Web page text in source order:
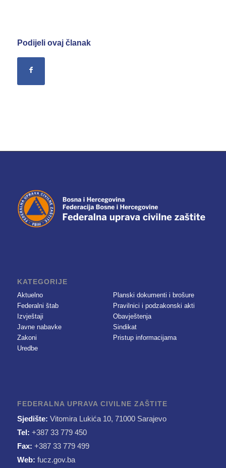
Podijeli ovaj članak
KATEGORIJE
Aktuelno
Federalni štab
Izvještaji
Javne nabavke
Zakoni
Uredbe
Planski dokumenti i brošure
Pravilnici i podzakonski akti
Obavještenja
Sindikat
Pristup informacijama
FEDERALNA UPRAVA CIVILNE ZAŠTITE
Sjedište: Vitomira Lukića 10, 71000 Sarajevo
Tel: +387 33 779 450
Fax: +387 33 779 499
Web: fucz.gov.ba